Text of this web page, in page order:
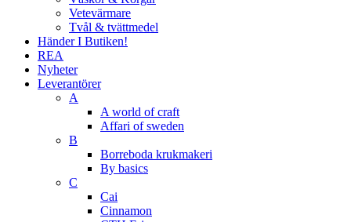
Vetevärmare
Tvål & tvättmedel
Händer I Butiken!
REA
Nyheter
Leverantörer
A
A world of craft
Affari of sweden
B
Borreboda krukmakeri
By basics
C
Cai
Cinnamon